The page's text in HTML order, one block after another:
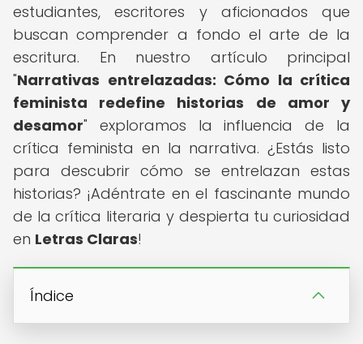
estudiantes, escritores y aficionados que
buscan comprender a fondo el arte de la
escritura. En nuestro artículo principal
"Narrativas entrelazadas: Cómo la crítica
feminista redefine historias de amor y
desamor" exploramos la influencia de la
crítica feminista en la narrativa. ¿Estás listo
para descubrir cómo se entrelazan estas
historias? ¡Adéntrate en el fascinante mundo
de la crítica literaria y despierta tu curiosidad
en Letras Claras!
Índice